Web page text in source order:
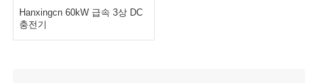
Hanxingcn 60kW 급속 3상 DC
충전기